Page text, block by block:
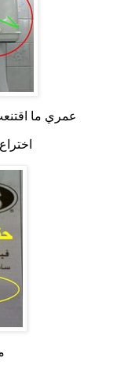
عمري ما